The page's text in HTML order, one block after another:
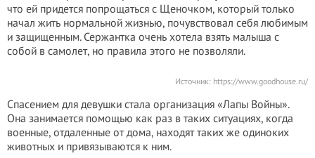
что ей придется попрощаться с Щеночком, который только
начал жить нормальной жизнью, почувствовал себя любимым
и защищенным. Сержантка очень хотела взять малыша с
собой в самолет, но правила этого не позволяли.
Источник: https://www.goodhouse.ru/
Спасением для девушки стала организация «Лапы Войны».
Она занимается помощью как раз в таких ситуациях, когда
военные, отдаленные от дома, находят таких же одиноких
животных и привязываются к ним.